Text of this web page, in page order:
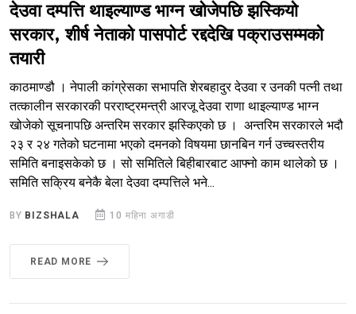
देउवा दम्पत्ति थाइल्याण्ड भाग्न खोजेपछि झस्कियो
सरकार, शीर्ष नेताको पासपोर्ट रद्ददेखि पक्राउसम्मको
तयारी
काठमाण्डौ । नेपाली कांग्रेसका सभापति शेरबहादुर देउवा र उनकी पत्नी तथा
तत्कालीन सरकारकी परराष्ट्रमन्त्री आरजू देउवा राणा थाइल्याण्ड भाग्न
खोजेको सूचनापछि अन्तरिम सरकार झस्किएको छ । अन्तरिम सरकारले भदौ
२३ र २४ गतेको घटनामा भएको दमनको विषयमा छानबिन गर्न उच्चस्तरीय
समिति बनाइसकेको छ । सो समितिले बिहीबारबाट आफ्नो काम थालेको छ ।
समिति सक्रिय बनेकै बेला देउवा दम्पत्तिले भने...
BY BIZSHALA 10 महिना अगाडी
READ MORE